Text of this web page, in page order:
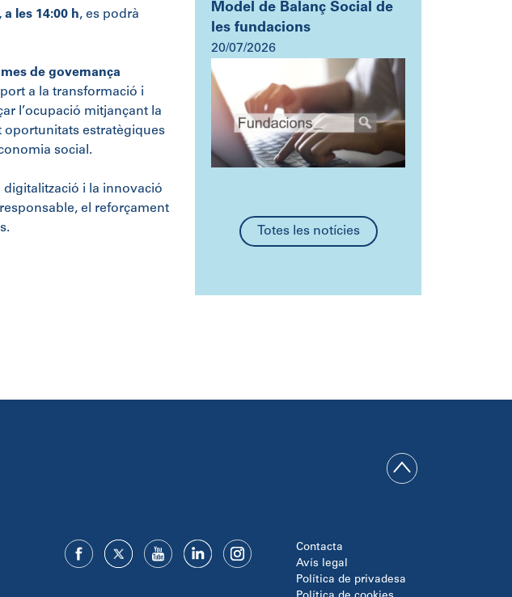
a les 14:00 h, es podrà
de governança
a la transformació i
l’ocupació mitjançant la
oportunitats estratègiques
social.
i la innovació
el reforçament
Model de Balanç Social de
les fundacions
20/07/2026
Totes les notícies
Contacta
Avís legal
Política de privadesa